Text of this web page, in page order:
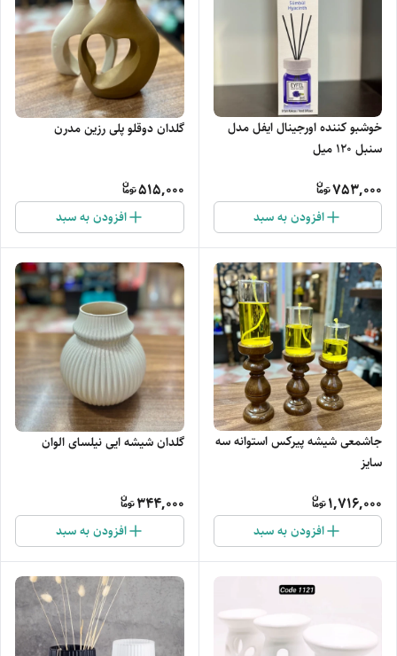
خوشبو کننده اورجینال ایفل مدل
سنبل 120 میل
753,000
افزودن به سبد
گلدان دوقلو پلی رزین مدرن
515,000
افزودن به سبد
جاشمعی شیشه پیرکس استوانه سه
سایز
1,716,000
افزودن به سبد
گلدان شیشه ایی نیلسای الوان
344,000
افزودن به سبد